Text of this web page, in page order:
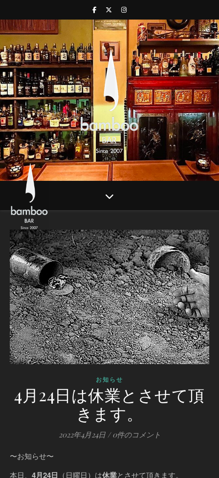
お知らせ
4月24日は休業とさせて頂
きます。
2022年4月24日 / 0件のコメント
〜お知らせ〜
本日、 4月24日 （日曜日）は休業とさせて頂きます。